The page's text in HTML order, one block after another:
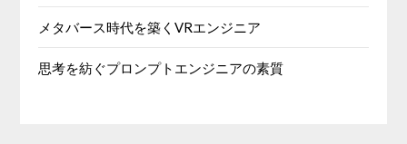
メタバース時代を築くVRエンジニア
思考を紡ぐプロンプトエンジニアの素質